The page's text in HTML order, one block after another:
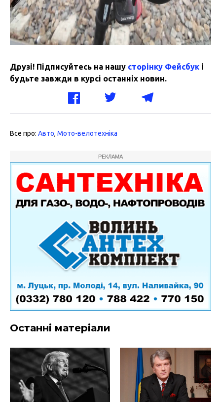
Друзі! Підписуйтесь на нашу сторінку Фейсбук і
будьте завжди в курсі останніх новин.
Все про: Авто, Мото-велотехніка
РЕКЛАМА
Останні матеріали